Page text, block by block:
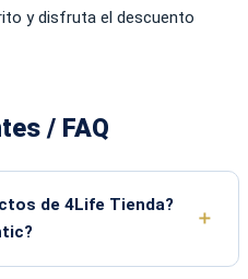
y disfruta el descuento
/ FAQ
de 4Life Tienda?